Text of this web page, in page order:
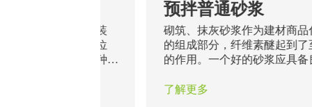
应用的一种功能性装
的形状和尺寸，单位
差异，而如何把这种
预拌普通砂浆
砌筑、抹灰砂浆作为建材商品
的组成部分，纤维素醚起到了
的作用。一个好的砂浆应具备
时间、易于找平；在机械化施
了解更多